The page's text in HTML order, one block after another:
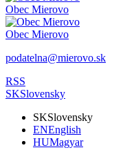
Obec Mierovo
Obec Mierovo
podatelna@mierovo.sk
RSS
SKSlovensky
SKSlovensky
ENEnglish
HUMagyar